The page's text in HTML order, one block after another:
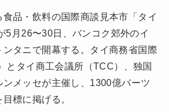
品・飲料の国際商談見本市「タイ
5月26〜30日、バンコク郊外のイ
ンタニで開幕する。タイ商務省国際
とタイ商工会議所（TCC）、独国
ンメッセが主催し、1300億バーツ
標に掲げる。